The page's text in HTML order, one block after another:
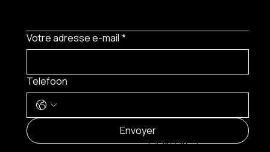
Votre adresse e-mail *
Telefoon
Envoyer
CONTACT